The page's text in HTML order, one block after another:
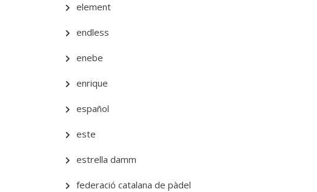
element
endless
enebe
enrique
español
este
estrella damm
federació catalana de pàdel